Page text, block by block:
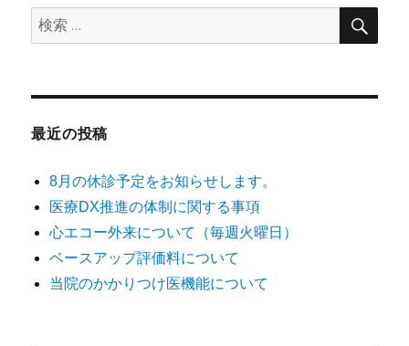
検
索:
検
最近の投稿
8月の休診予定をお知らせします。
医療DX推進の体制に関する事項
心エコー外来について（毎週火曜日）
ベースアップ評価料について
当院のかかりつけ医機能について